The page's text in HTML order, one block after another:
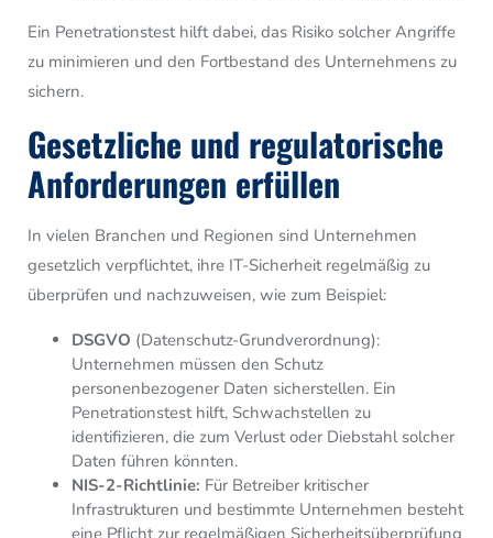
Ein Penetrationstest hilft dabei, das Risiko solcher Angriffe
zu minimieren und den Fortbestand des Unternehmens zu
sichern.
Gesetzliche und regulatorische
Anforderungen erfüllen
In vielen Branchen und Regionen sind Unternehmen
gesetzlich verpflichtet, ihre IT-Sicherheit regelmäßig zu
überprüfen und nachzuweisen, wie zum Beispiel:
DSGVO (Datenschutz-Grundverordnung):
Unternehmen müssen den Schutz
personenbezogener Daten sicherstellen. Ein
Penetrationstest hilft, Schwachstellen zu
identifizieren, die zum Verlust oder Diebstahl solcher
Daten führen könnten.
NIS-2-Richtlinie: Für Betreiber kritischer
Infrastrukturen und bestimmte Unternehmen besteht
eine Pflicht zur regelmäßigen Sicherheitsüberprüfung